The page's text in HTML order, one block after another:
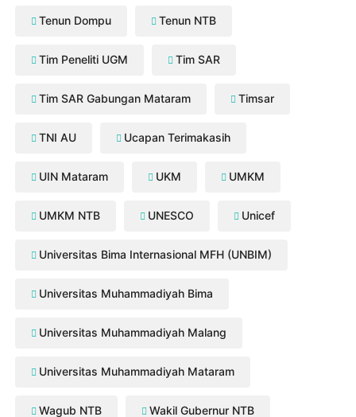
Tenun Dompu Tenun NTB
Tim Peneliti UGM Tim SAR
Tim SAR Gabungan Mataram Timsar
TNI AU Ucapan Terimakasih
UIN Mataram UKM UMKM
UMKM NTB UNESCO Unicef
Universitas Bima Internasional MFH (UNBIM)
Universitas Muhammadiyah Bima
Universitas Muhammadiyah Malang
Universitas Muhammadiyah Mataram
Wagub NTB Wakil Gubernur NTB